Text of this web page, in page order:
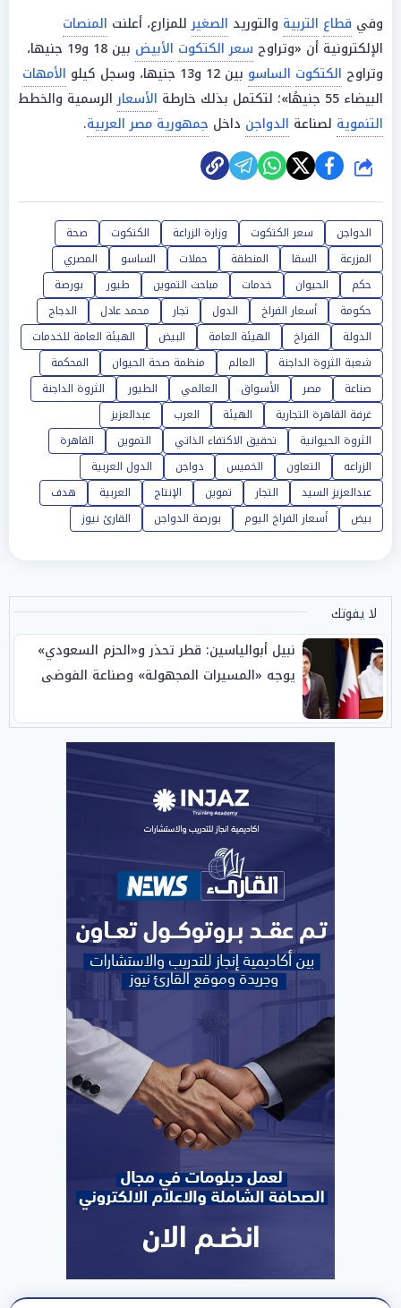
وفي قطاع التربية والتوريد الصغيرللمزارع، أعلنت المنصات
الإلكترونية أن «وتراوح سعر الكتكوت الأبيض
بين 18 و19 جنيها،
وتراوح الكتكوت الساسو بين 12 و13 جنيها، وسجل كيلو
الأمهات
البيضاء 55 جنيهًا»؛ لتكتمل بذلك خارطة
الأسعارالرسمية والخطط
التنموية لصناعة الدواجن داخل جمهورية مصر العربية.
شارك
الدواجن سعر الكتكوت وزارة الزراعة الكتكوت
صحة
المزرعة
السقا المنطقة حملات الساسو
المصري
حكم
الحيوان خدمات مباحث التموين طيور
بورصة
حكومة
أسعار الفراخ الدول تجار محمد عادل
الدجاج
الدولة
الفراخ الهيئة العامة البيض
الهيئة العامة للخدمات
شعبة الثروة الداجنة
العالم منظمة صحة الحيوان
المحكمة
صناعة
مصر الأسواق العالمي الطيور
الثروة الداجنة
غرفة القاهرة التجارية
الهيئة العرب
عبدالعزيز
الثروة الحيوانية
تحقيق الاكتفاء الذاتي التموين
القاهرة
الزراعه
التعاون الخميس دواجن
الدول العربية
عبدالعزيز السيد
التجار تموين الإنتاج العربية
هدف
بيض
أسعار الفراخ اليوم بورصة الدواجن القارئ نيوز
لا يفوتك
نبيل أبوالياسين: قطر تحذر و«الحزم السعودي»
يوجه «المسيرات المجهولة» وصناعة الفوضى